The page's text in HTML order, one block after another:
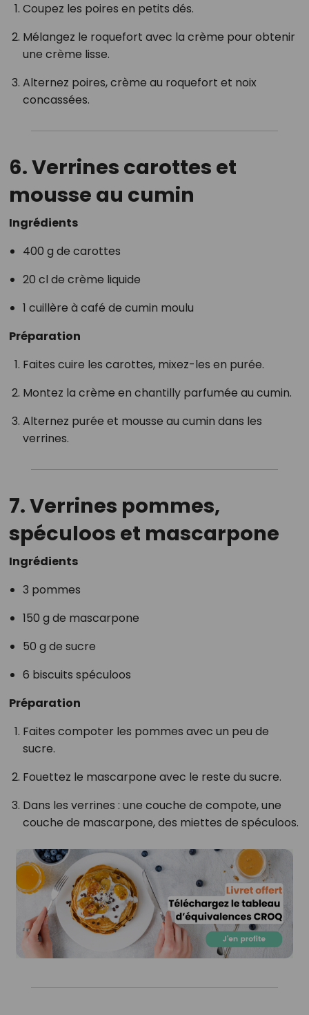
Coupez les poires en petits dés.
Mélangez le roquefort avec la crème pour obtenir
une crème lisse.
Alternez poires, crème au roquefort et noix
concassées.
6. Verrines carottes et
mousse au cumin
Ingrédients
400 g de carottes
20 cl de crème liquide
1 cuillère à café de cumin moulu
Préparation
Faites cuire les carottes, mixez-les en purée.
Montez la crème en chantilly parfumée au cumin.
Alternez purée et mousse au cumin dans les
verrines.
7. Verrines pommes,
spéculoos et mascarpone
Ingrédients
3 pommes
150 g de mascarpone
50 g de sucre
6 biscuits spéculoos
Préparation
Faites compoter les pommes avec un peu de
sucre.
Fouettez le mascarpone avec le reste du sucre.
Dans les verrines : une couche de compote, une
couche de mascarpone, des miettes de spéculoos.